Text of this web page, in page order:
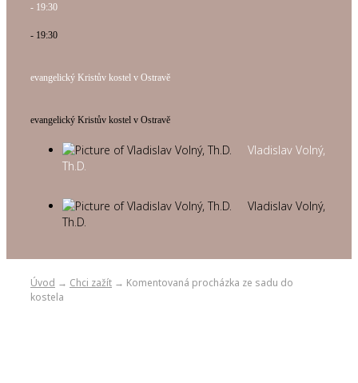
- 19:30
- 19:30
evangelický Kristův kostel v Ostravě
evangelický Kristův kostel v Ostravě
Vladislav Volný,
Th.D.
Vladislav Volný,
Th.D.
Úvod → Chci zažít → Komentovaná procházka ze sadu do
kostela